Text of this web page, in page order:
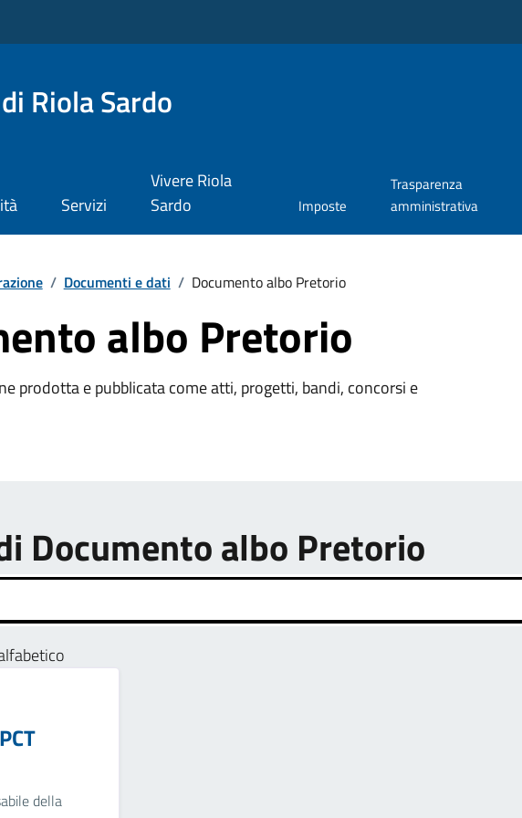
Riola Sardo
Servizi
Vivere Riola
Sardo
Imposte
Trasparenza
amministrativa
/ Documenti e dati / Documento albo Pretorio
albo Pretorio
prodotta e pubblicata come atti, progetti, bandi, concorsi e
Documento albo Pretorio
della